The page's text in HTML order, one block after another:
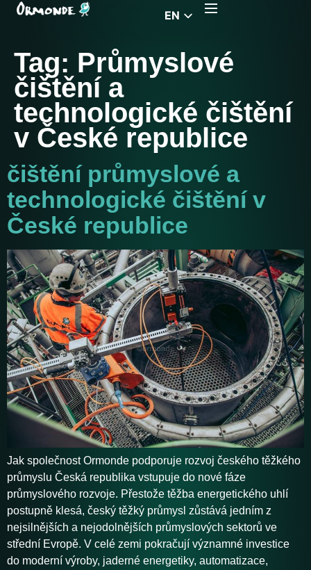
EN
PL
FR
RS
EL
Tag: Průmyslové
čištění a
technologické čištění
v České republice
čištění průmyslové a
technologické čištění v
České republice
Jak společnost Ormonde podporuje rozvoj českého těžkého
průmyslu Česká republika vstupuje do nové fáze
průmyslového rozvoje. Přestože těžba energetického uhlí
postupně klesá, český těžký průmysl zůstává jedním z
nejsilnějších a nejodolnějších průmyslových sektorů ve
střední Evropě. V celé zemi pokračují významné investice
do moderní výroby, jaderné energetiky, automatizace,